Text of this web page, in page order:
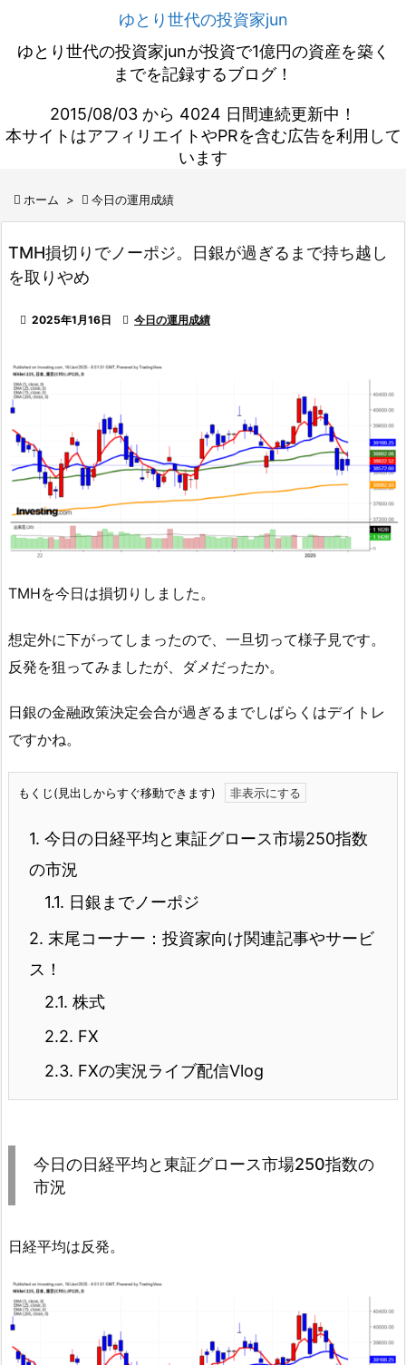
ゆとり世代の投資家jun
ゆとり世代の投資家junが投資で1億円の資産を築く
までを記録するブログ！
2015/08/03 から 4024 日間連続更新中！
本サイトはアフィリエイトやPRを含む広告を利用して
います
 ホーム >  今日の運用成績
TMH損切りでノーポジ。日銀が過ぎるまで持ち越し
を取りやめ
 2025年1月16日  今日の運用成績
TMHを今日は損切りしました。
想定外に下がってしまったので、一旦切って様子見です。
反発を狙ってみましたが、ダメだったか。
日銀の金融政策決定会合が過ぎるまでしばらくはデイトレ
ですかね。
もくじ(見出しからすぐ移動できます)
1. 今日の日経平均と東証グロース市場250指数
の市況
1.1. 日銀までノーポジ
2. 末尾コーナー：投資家向け関連記事やサービ
ス！
2.1. 株式
2.2. FX
2.3. FXの実況ライブ配信Vlog
今日の日経平均と東証グロース市場250指数の
市況
日経平均は反発。